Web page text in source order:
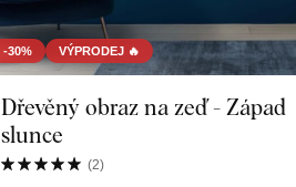
-30% VÝPRODEJ 🔥
Dřevěný obraz na zeď - Západ
slunce
(2)